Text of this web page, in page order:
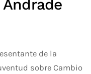
de la
sobre Cambio